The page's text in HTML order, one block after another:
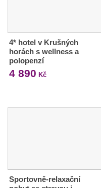
4* hotel v Krušných
horách s wellness a
polopenzí
4 890 Kč
Sportovně-relaxační